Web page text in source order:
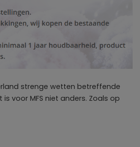
strenge wetten betreffende
voor MFS niet anders. Zoals op